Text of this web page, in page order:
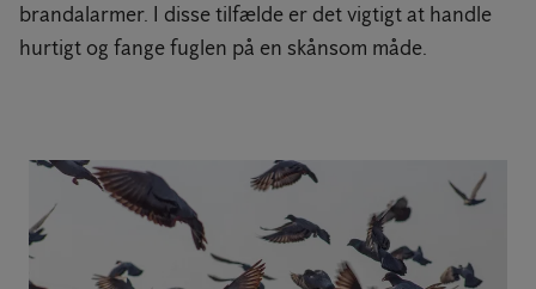
brandalarmer. I disse tilfælde er det vigtigt at handle
hurtigt og fange fuglen på en skånsom måde.